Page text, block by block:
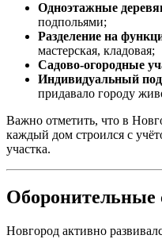
Одноэтажные
подпольями;
Разделение на
мастерская, кладовая;
Садово-огородные
Индивидуальный
придавало городу
Важно отметить, что в
каждый дом строился с
участка.
Оборонительные
Новгород активно